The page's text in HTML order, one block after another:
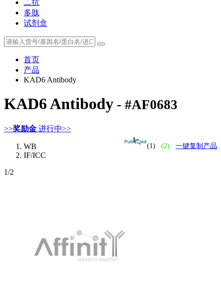
二抗
多肽
试剂盒
首页
产品
KAD6 Antibody
KAD6 Antibody - #AF0683
>>奖励金 进行中>>
(1) (2) 一键复制产品
WB
IF/ICC
1/2